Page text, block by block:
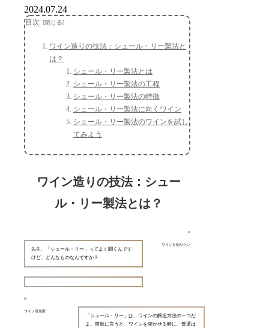
2024.07.24
目次
ワイン造りの技法：シュール・リー製法と
は？
シュール・リー製法とは
シュール・リー製法の工程
シュール・リー製法の特徴
シュール・リー製法に向くワイン
シュール・リー製法のワインを試し
てみよう
ワイン造りの技法：シュー
ル・リー製法とは？
ワインを知りたい
先生、「シュール・リー」ってよく聞くんです
けど、どんなものなんですか？
ワイン研究家
「シュール・リー」は、ワインの醸造方法の一つだ
よ。簡単に言うと、ワインを寝かせる時に、普通は